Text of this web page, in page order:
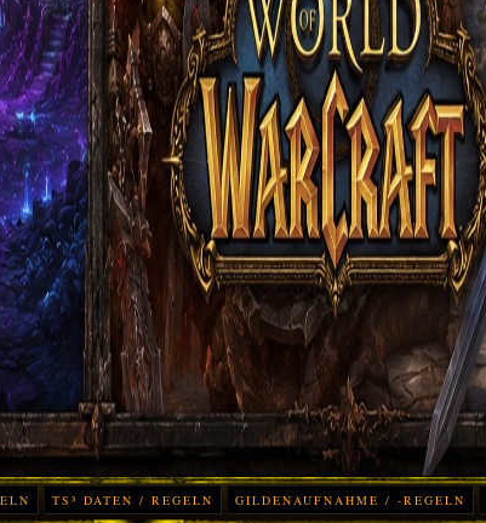
TS³ DATEN / REGELN GILDENAUFNAHME / -REGELN